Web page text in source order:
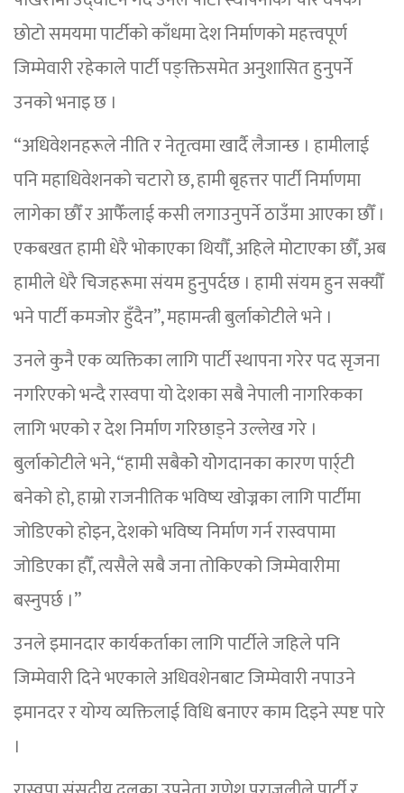
छोटो समयमा पार्टीको काँधमा देश निर्माणको महत्त्वपूर्ण
जिम्मेवारी रहेकाले पार्टी पङ्क्तिसमेत अनुशासित हुनुपर्ने
उनको भनाइ छ ।
“अधिवेशनहरूले नीति र नेतृत्वमा खार्दै लैजान्छ । हामीलाई
पनि महाधिवेशनको चटारो छ, हामी बृहत्तर पार्टी निर्माणमा
लागेका छौँ र आफैँलाई कसी लगाउनुपर्ने ठाउँमा आएका छौँ ।
एकबखत हामी धेरै भोकाएका थियौँ, अहिले मोटाएका छौँ, अब
हामीले धेरै चिजहरूमा संयम हुनुपर्दछ । हामी संयम हुन सक्यौँ
भने पार्टी कमजोर हुँदैन”, महामन्त्री बुर्लाकोटीले भने ।
उनले कुनै एक व्यक्तिका लागि पार्टी स्थापना गरेर पद सृजना
नगरिएको भन्दै रास्वपा यो देशका सबै नेपाली नागरिकका
लागि भएको र देश निर्माण गरिछाड्ने उल्लेख गरे ।
बुर्लाकोटीले भने, “हामी सबैकोे योेगदानका कारण पार्र्टी
बनेको हो, हाम्रो राजनीतिक भविष्य खोज्नका लागि पार्टीमा
जोडिएको होइन, देशको भविष्य निर्माण गर्न रास्वपामा
जोडिएका हौँ, त्यसैले सबै जना तोकिएको जिम्मेवारीमा
बस्नुपर्छ ।”
उनले इमानदार कार्यकर्ताका लागि पार्टीले जहिले पनि
जिम्मेवारी दिने भएकाले अधिवशेनबाट जिम्मेवारी नपाउने
इमानदर र योग्य व्यक्तिलाई विधि बनाएर काम दिइने स्पष्ट पारे
।